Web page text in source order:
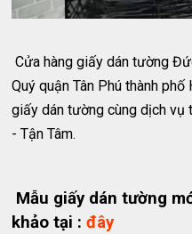
Cửa hàng giấy dán tường
Quý quận Tân Phú thành
giấy dán tường cùng dịch vụ
- Tận Tâm.
Mẫu giấy dán tường
khảo tại : đây